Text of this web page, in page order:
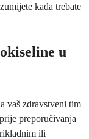
kada trebate
u
vaš zdravstveni tim
preporučivanja
ili